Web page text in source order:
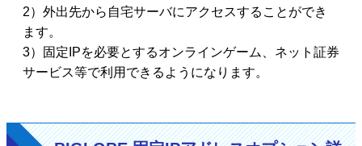
2）外出先から自宅サーバにアクセスすることができ
ます。
3）固定IPを必要とするオンラインゲーム、ネット証券
サービス等で利用できるようになります。